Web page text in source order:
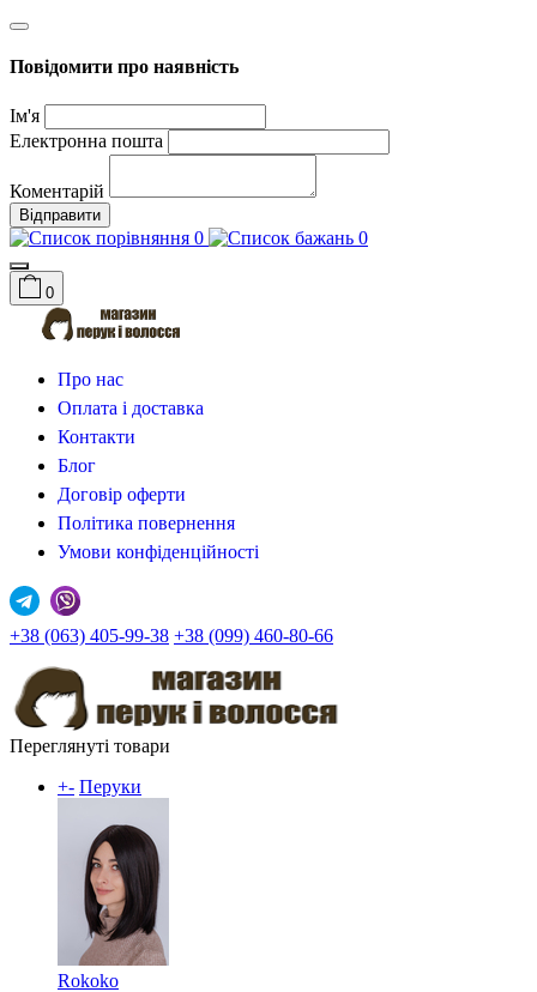
Повідомити про наявність
Ім'я
Електронна пошта
Коментарій
Відправити
0 0
0
Про нас
Оплата і доставка
Контакти
Блог
Договір оферти
Політика повернення
Умови конфіденційності
+38 (063) 405-99-38 +38 (099) 460-80-66
Переглянуті товари
+- Перуки
Rokoko